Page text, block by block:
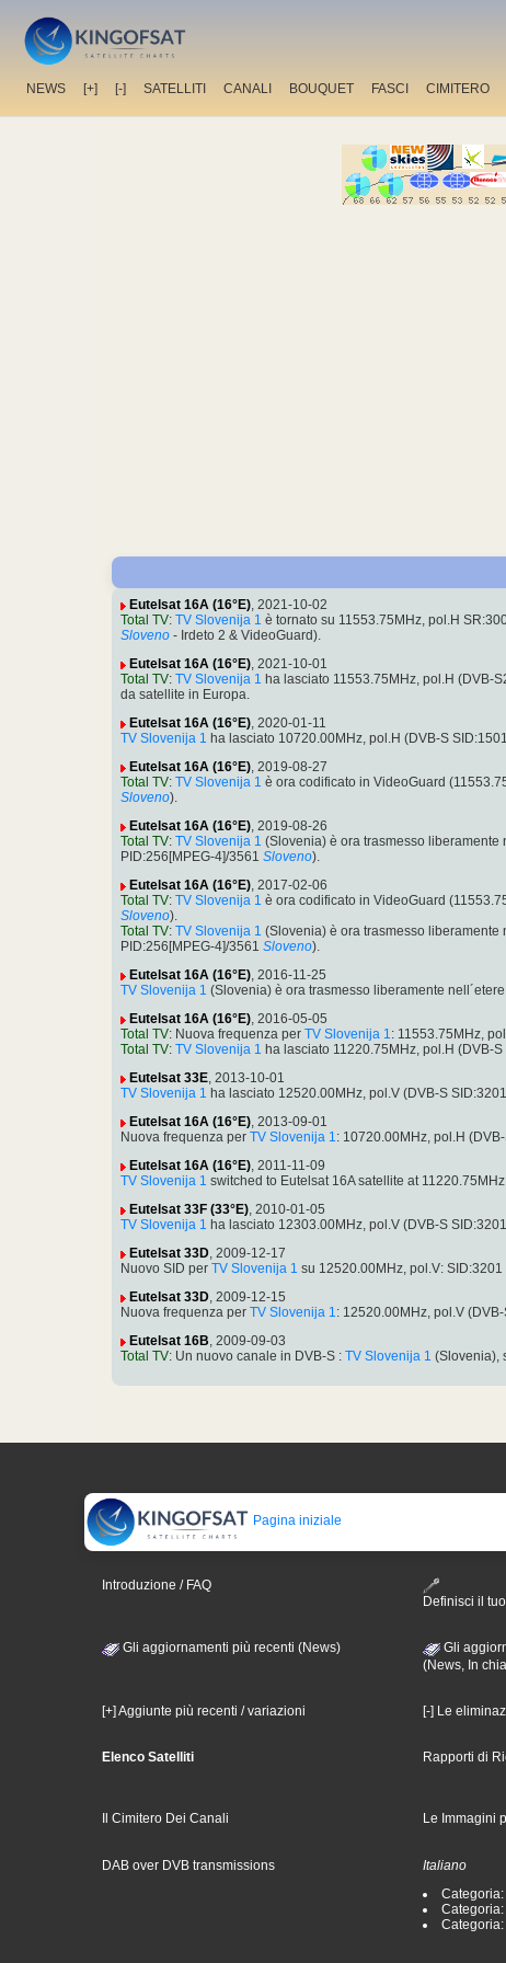
NEWS [+] [-] SATELLITI CANALI BOUQUET FASCI CIMITERO
Eutelsat 16A (16°E), 2021-10-02
Total TV: TV Slovenija 1 è tornato su 11553.75MHz, pol.H
Sloveno - Irdeto 2 & VideoGuard).
Eutelsat 16A (16°E), 2021-10-01
Total TV: TV Slovenija 1 ha lasciato 11553.75MHz, pol.H (DVB-
da satellite in Europa.
Eutelsat 16A (16°E), 2020-01-11
TV Slovenija 1 ha lasciato 10720.00MHz, pol.H (DVB-S
Eutelsat 16A (16°E), 2019-08-27
Total TV: TV Slovenija 1 è ora codificato in VideoGuard
Sloveno).
Eutelsat 16A (16°E), 2019-08-26
Total TV: TV Slovenija 1 (Slovenia) è ora trasmesso liberamente
PID:256[MPEG-4]/3561 Sloveno).
Eutelsat 16A (16°E), 2017-02-06
Total TV: TV Slovenija 1 è ora codificato in VideoGuard
Sloveno).
Total TV: TV Slovenija 1 (Slovenia) è ora trasmesso liberamente
PID:256[MPEG-4]/3561 Sloveno).
Eutelsat 16A (16°E), 2016-11-25
TV Slovenija 1 (Slovenia) è ora trasmesso liberamente
Eutelsat 16A (16°E), 2016-05-05
Total TV: Nuova frequenza per TV Slovenija 1: 11553.75MHz,
Total TV: TV Slovenija 1 ha lasciato 11220.75MHz, pol.H (DVB-
Eutelsat 33E, 2013-10-01
TV Slovenija 1 ha lasciato 12520.00MHz, pol.V (DVB-S
Eutelsat 16A (16°E), 2013-09-01
Nuova frequenza per TV Slovenija 1: 10720.00MHz, pol.H
Eutelsat 16A (16°E), 2011-11-09
TV Slovenija 1 switched to Eutelsat 16A satellite at
Eutelsat 33F (33°E), 2010-01-05
TV Slovenija 1 ha lasciato 12303.00MHz, pol.V (DVB-S
Eutelsat 33D, 2009-12-17
Nuovo SID per TV Slovenija 1 su 12520.00MHz, pol.V:
Eutelsat 33D, 2009-12-15
Nuova frequenza per TV Slovenija 1: 12520.00MHz, pol.V
Eutelsat 16B, 2009-09-03
Total TV: Un nuovo canale in DVB-S : TV Slovenija 1 (Slovenia),
Pagina iniziale
Introduzione / FAQ
Definisci il
Gli aggiornamenti più recenti (News)
Gli
(News, In
[+] Aggiunte più recenti / variazioni [-] Le
Elenco Satelliti Rapporti di
Il Cimitero Dei Canali Le Immagini
DAB over DVB transmissions
Italiano
Categoria:
Categoria:
Categoria: